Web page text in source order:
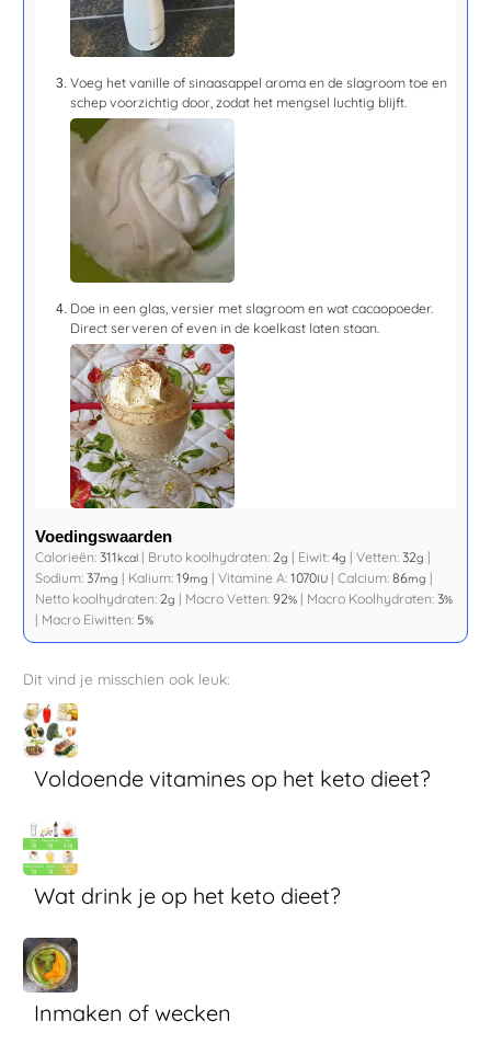
Voeg het vanille of sinaasappel aroma en de slagroom toe en
schep voorzichtig door, zodat het mengsel luchtig blijft.
Doe in een glas, versier met slagroom en wat cacaopoeder.
Direct serveren of even in de koelkast laten staan.
Voedingswaarden
Calorieën:311kcal | Bruto koolhydraten: 2g | Eiwit:4g |Vetten:32g |
Sodium:37mg | Kalium:19mg |Vitamine A:1070IU |Calcium:86mg |
Netto koolhydraten: 2g | Macro Vetten:92% | Macro Koolhydraten:3%
| Macro Eiwitten: 5%
Dit vind je misschien ook leuk:
Voldoende vitamines op het keto dieet?
Wat drink je op het keto dieet?
Inmaken of wecken